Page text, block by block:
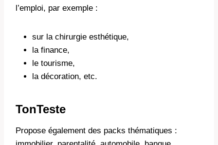
l’emploi, par exemple :
sur la chirurgie esthétique,
la finance,
le tourisme,
la décoration, etc.
TonTeste
Propose également des packs thématiques :